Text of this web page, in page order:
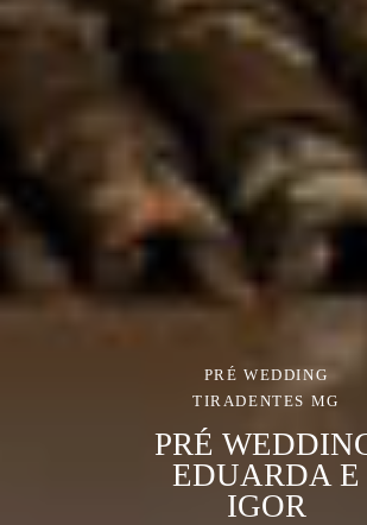
PRÉ WEDDING
TIRADENTES MG
PRÉ
EDUARDA E
IGOR